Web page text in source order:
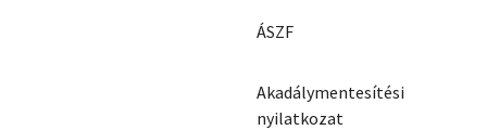
ÁSZF
Akadálymentesítési
nyilatkozat